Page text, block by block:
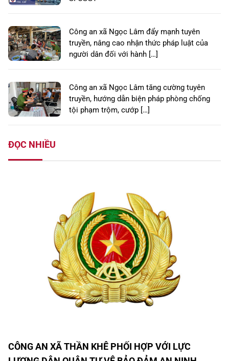
Công an xã Ngọc Lâm đẩy mạnh tuyên
truyền, nâng cao nhận thức pháp luật của
người dân đối với hành […]
Công an xã Ngọc Lâm tăng cường tuyên
truyền, hướng dẫn biện pháp phòng chống
tội phạm trộm, cướp […]
ĐỌC NHIỀU
CÔNG AN XÃ THẦN KHÊ PHỐI HỢP VỚI LỰC